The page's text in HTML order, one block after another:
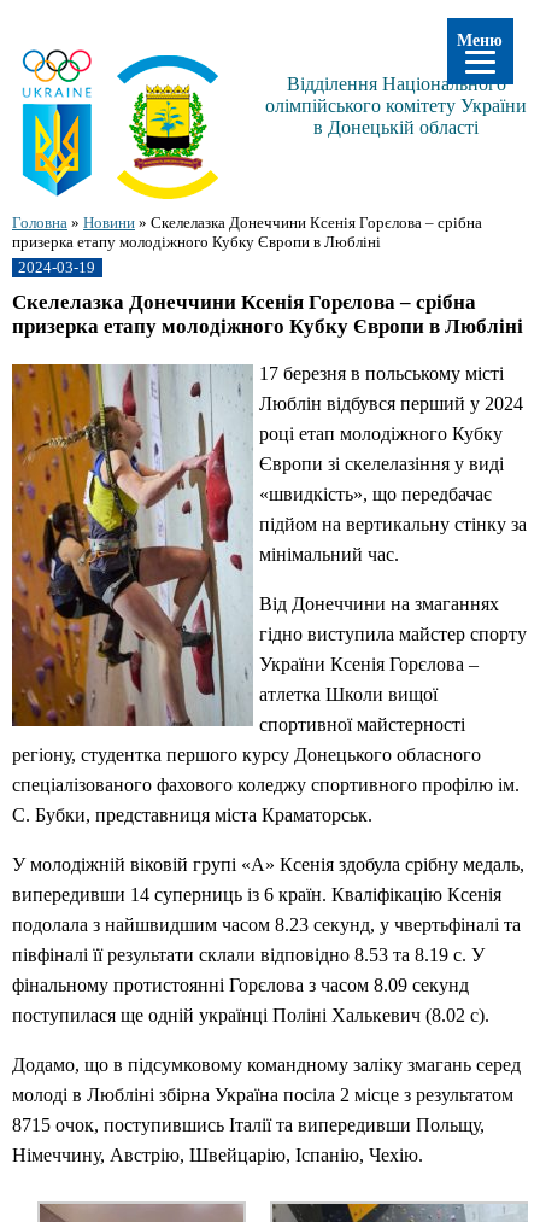
Відділення Національного
олімпійського комітету України
в Донецькій області
Головна » Новини » Скелелазка Донеччини Ксенія Горєлова – срібна
призерка етапу молодіжного Кубку Європи в Любліні
2024-03-19
Скелелазка Донеччини Ксенія Горєлова – срібна
призерка етапу молодіжного Кубку Європи в Любліні
17 березня в польському місті
Люблін відбувся перший у 2024
році етап молодіжного Кубку
Європи зі скелелазіння у виді
«швидкість», що передбачає
підйом на вертикальну стінку за
мінімальний час.
Від Донеччини на змаганнях
гідно виступила майстер спорту
України Ксенія Горєлова –
атлетка Школи вищої
спортивної майстерності
регіону, студентка першого курсу Донецького обласного
спеціалізованого фахового коледжу спортивного профілю ім.
С. Бубки, представниця міста Краматорськ.
У молодіжній віковій групі «A» Ксенія здобула срібну медаль,
випередивши 14 суперниць із 6 країн. Кваліфікацію Ксенія
подолала з найшвидшим часом 8.23 секунд, у чвертьфіналі та
півфіналі її результати склали відповідно 8.53 та 8.19 с. У
фінальному протистоянні Горєлова з часом 8.09 секунд
поступилася ще одній українці Поліні Халькевич (8.02 с).
Додамо, що в підсумковому командному заліку змагань серед
молоді в Любліні збірна Україна посіла 2 місце з результатом
8715 очок, поступившись Італії та випередивши Польщу,
Німеччину, Австрію, Швейцарію, Іспанію, Чехію.
Меню